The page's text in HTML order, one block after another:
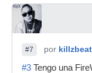
#7 por
#3 Tengo una